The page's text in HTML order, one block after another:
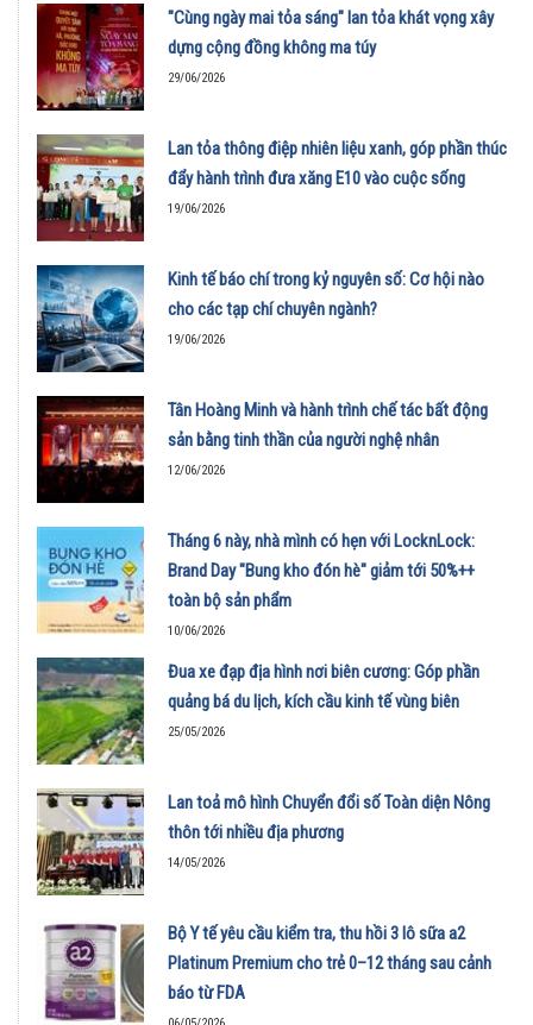
"Cùng ngày mai tỏa sáng" lan tỏa khát vọng xây
dựng cộng đồng không ma túy
29/06/2026
Lan tỏa thông điệp nhiên liệu xanh, góp phần thúc
đẩy hành trình đưa xăng E10 vào cuộc sống
19/06/2026
Kinh tế báo chí trong kỷ nguyên số: Cơ hội nào
cho các tạp chí chuyên ngành?
19/06/2026
Tân Hoàng Minh và hành trình chế tác bất động
sản bằng tinh thần của người nghệ nhân
12/06/2026
Tháng 6 này, nhà mình có hẹn với LocknLock:
Brand Day "Bung kho đón hè" giảm tới 50%++
toàn bộ sản phẩm
10/06/2026
Đua xe đạp địa hình nơi biên cương: Góp phần
quảng bá du lịch, kích cầu kinh tế vùng biên
25/05/2026
Lan toả mô hình Chuyển đổi số Toàn diện Nông
thôn tới nhiều địa phương
14/05/2026
Bộ Y tế yêu cầu kiểm tra, thu hồi 3 lô sữa a2
Platinum Premium cho trẻ 0–12 tháng sau cảnh
báo từ FDA